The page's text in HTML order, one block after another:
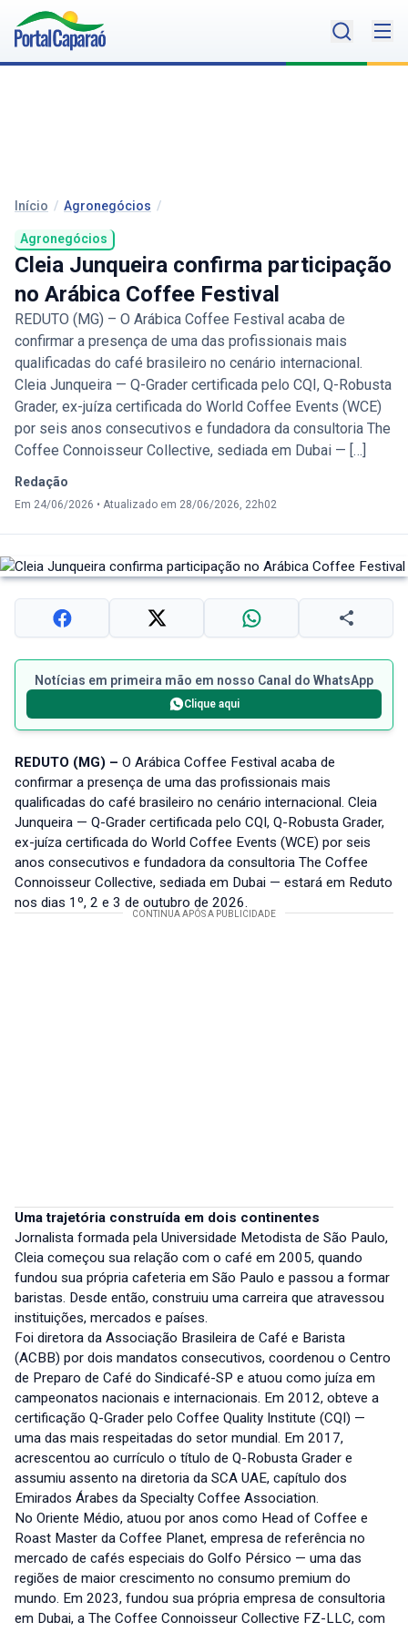
Início / Agronegócios /
Agronegócios
Cleia Junqueira confirma participação
no Arábica Coffee Festival
REDUTO (MG) – O Arábica Coffee Festival acaba de
confirmar a presença de uma das profissionais mais
qualificadas do café brasileiro no cenário internacional.
Cleia Junqueira — Q-Grader certificada pelo CQI, Q-Robusta
Grader, ex-juíza certificada do World Coffee Events (WCE)
por seis anos consecutivos e fundadora da consultoria The
Coffee Connoisseur Collective, sediada em Dubai — […]
Redação
Em 24/06/2026 • Atualizado em 28/06/2026, 22h02
Notícias em primeira mão em nosso Canal do WhatsApp
Clique aqui
REDUTO (MG) – O Arábica Coffee Festival acaba de
confirmar a presença de uma das profissionais mais
qualificadas do café brasileiro no cenário internacional. Cleia
Junqueira — Q-Grader certificada pelo CQI, Q-Robusta Grader,
ex-juíza certificada do World Coffee Events (WCE) por seis
anos consecutivos e fundadora da consultoria The Coffee
Connoisseur Collective, sediada em Dubai — estará em Reduto
nos dias 1º, 2 e 3 de outubro de 2026.
Uma trajetória construída em dois continentes
Jornalista formada pela Universidade Metodista de São Paulo,
Cleia começou sua relação com o café em 2005, quando
fundou sua própria cafeteria em São Paulo e passou a formar
baristas. Desde então, construiu uma carreira que atravessou
instituições, mercados e países.
Foi diretora da Associação Brasileira de Café e Barista
(ACBB) por dois mandatos consecutivos, coordenou o Centro
de Preparo de Café do Sindicafé-SP e atuou como juíza em
campeonatos nacionais e internacionais. Em 2012, obteve a
certificação Q-Grader pelo Coffee Quality Institute (CQI) —
uma das mais respeitadas do setor mundial. Em 2017,
acrescentou ao currículo o título de Q-Robusta Grader e
assumiu assento na diretoria da SCA UAE, capítulo dos
Emirados Árabes da Specialty Coffee Association.
No Oriente Médio, atuou por anos como Head of Coffee e
Roast Master da Coffee Planet, empresa de referência no
mercado de cafés especiais do Golfo Pérsico — uma das
regiões de maior crescimento no consumo premium do
mundo. Em 2023, fundou sua própria empresa de consultoria
em Dubai, a The Coffee Connoisseur Collective FZ-LLC, com